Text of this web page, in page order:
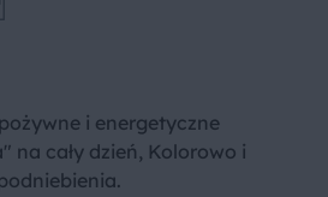
i energetyczne
na cały dzień, Kolorowo i